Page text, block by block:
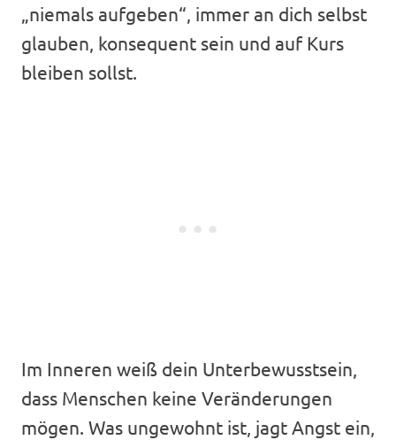
„niemals aufgeben“, immer an dich selbst
glauben, konsequent sein und auf Kurs
bleiben sollst.
Im Inneren weiß dein Unterbewusstsein,
dass Menschen keine Veränderungen
mögen. Was ungewohnt ist, jagt Angst ein,